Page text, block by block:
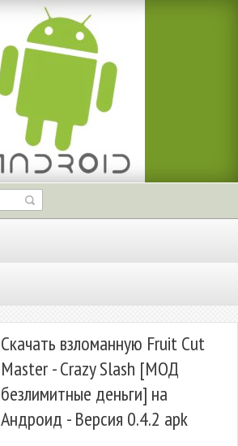
Скачать взломанную Fruit Cut
Master - Crazy Slash [МОД
безлимитные деньги] на
Андроид - Версия 0.4.2 apk